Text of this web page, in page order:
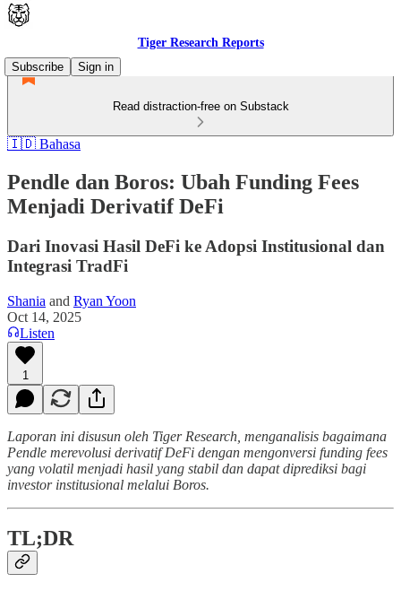
Tiger Research Reports
Subscribe
Sign in
Read distraction-free on Substack
🇮🇩 Bahasa
Pendle dan Boros: Ubah Funding Fees
Menjadi Derivatif DeFi
Dari Inovasi Hasil DeFi ke Adopsi Institusional dan
Integrasi TradFi
Shania and Ryan Yoon
Oct 14, 2025
Listen
1
Laporan ini disusun oleh Tiger Research, menganalisis bagaimana
Pendle merevolusi derivatif DeFi dengan mengonversi funding fees
yang volatil menjadi hasil yang stabil dan dapat diprediksi bagi
investor institusional melalui Boros.
TL;DR